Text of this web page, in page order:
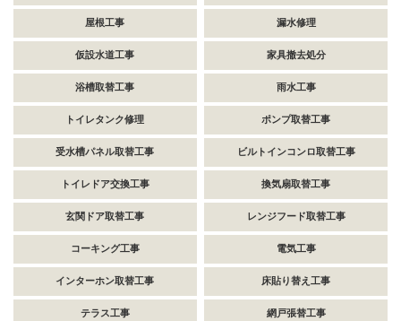
屋根工事 漏水修理
仮設水道工事 家具撤去処分
浴槽取替工事 雨水工事
トイレタンク修理 ポンプ取替工事
受水槽パネル取替工事 ビルトインコンロ取替工事
トイレドア交換工事 換気扇取替工事
玄関ドア取替工事 レンジフード取替工事
コーキング工事 電気工事
インターホン取替工事 床貼り替え工事
テラス工事 網戸張替工事